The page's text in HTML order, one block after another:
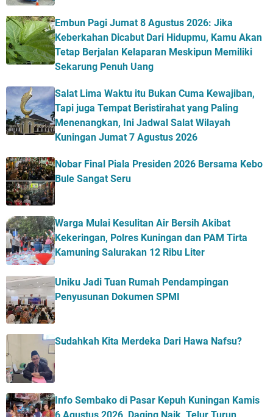
Embun Pagi Jumat 8 Agustus 2026: Jika
Keberkahan Dicabut Dari Hidupmu, Kamu Akan
Tetap Berjalan Kelaparan Meskipun Memiliki
Sekarung Penuh Uang
Salat Lima Waktu itu Bukan Cuma Kewajiban,
Tapi juga Tempat Beristirahat yang Paling
Menenangkan, Ini Jadwal Salat Wilayah
Kuningan Jumat 7 Agustus 2026
Nobar Final Piala Presiden 2026 Bersama Kebo
Bule Sangat Seru
Warga Mulai Kesulitan Air Bersih Akibat
Kekeringan, Polres Kuningan dan PAM Tirta
Kamuning Salurakan 12 Ribu Liter
Uniku Jadi Tuan Rumah Pendampingan
Penyusunan Dokumen SPMI
Sudahkah Kita Merdeka Dari Hawa Nafsu?
Info Sembako di Pasar Kepuh Kuningan Kamis
6 Agustus 2026, Daging Naik, Telur Turun